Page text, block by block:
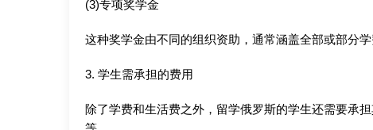
(3)专项奖学金
这种奖学金由不同的组织资助，通常涵盖全部或部分学
3. 学生需承担的费用
除了学费和生活费之外，留学俄罗斯的学生还需要承